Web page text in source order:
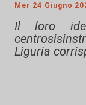
Mer 24 Giugno
Il loro
Liguria